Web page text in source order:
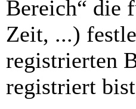
Bereich“ die
Zeit, ...)
registrierten
registriert